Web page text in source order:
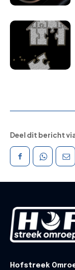
Deel dit bericht
Hofstreek